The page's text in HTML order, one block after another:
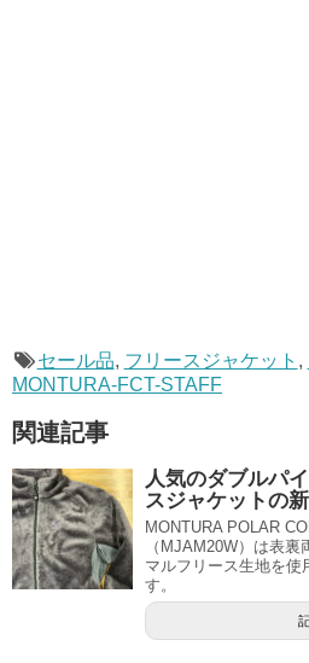
セール品, フリースジャケット ,
MONTURA-FCT-STAFF
関連記事
人気のダブルパ
スジャケットの
MONTURA POLAR
（MJAM20W）は表
マルフリース生地を使
す。